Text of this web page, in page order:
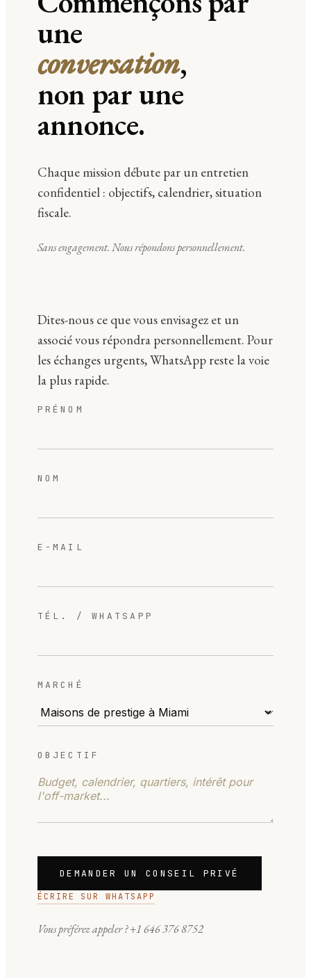
une
conversation,
non par une
annonce.
Chaque mission débute par un entretien
confidentiel : objectifs, calendrier, situation
fiscale.
Sans engagement. Nous répondons personnellement.
Dites-nous ce que vous envisagez et un
associé vous répondra personnellement. Pour
les échanges urgents, WhatsApp reste la voie
la plus rapide.
PRÉNOM
NOM
E-MAIL
TÉL. / WHATSAPP
MARCHÉ
OBJECTIF
DEMANDER UN CONSEIL PRIVÉ
ÉCRIRE SUR WHATSAPP
Vous préférez appeler ?+1 646 376 8752